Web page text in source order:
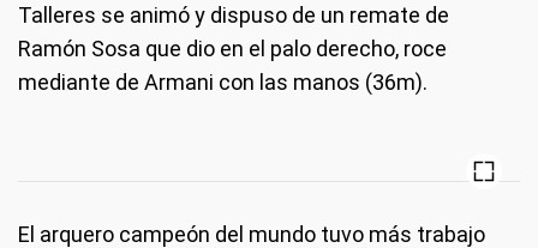
Talleres se animó y dispuso de un remate de
Ramón Sosa que dio en el palo derecho, roce
mediante de Armani con las manos (36m).
El arquero campeón del mundo tuvo más trabajo